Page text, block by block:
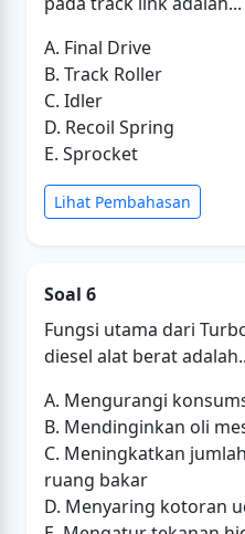
A. Final Drive
B. Track Roller
C. Idler
D. Recoil Spring
E. Sprocket
Lihat Pembahasan
Soal 6
Fungsi utama dari
diesel alat berat
A. Mengurangi
B. Mendinginkan oli
C. Meningkatkan
ruang bakar
D. Menyaring kotoran